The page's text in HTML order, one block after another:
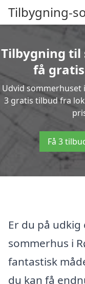
Tilbygning-
Tilbygning til
få
Udvid sommerhuset
3 gratis tilbud fra
Få 3
Er du på
sommerhus i
fantastisk
du kan få